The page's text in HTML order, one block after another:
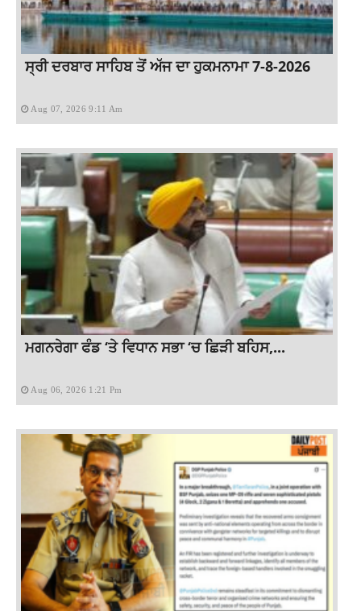
ਸ੍ਰੀ ਦਰਬਾਰ ਸਾਹਿਬ ਤੋਂ ਅੱਜ ਦਾ ਹੁਕਮਨਾਮਾ 7-8-2026
Aug 07, 2026 9:11 Am
ਮਗਨਰੇਗਾ ਫੰਡ ‘ਤੇ ਵਿਧਾਨ ਸਭਾ ‘ਚ ਛਿੜੀ ਬਹਿਸ,...
Aug 06, 2026 1:21 Pm